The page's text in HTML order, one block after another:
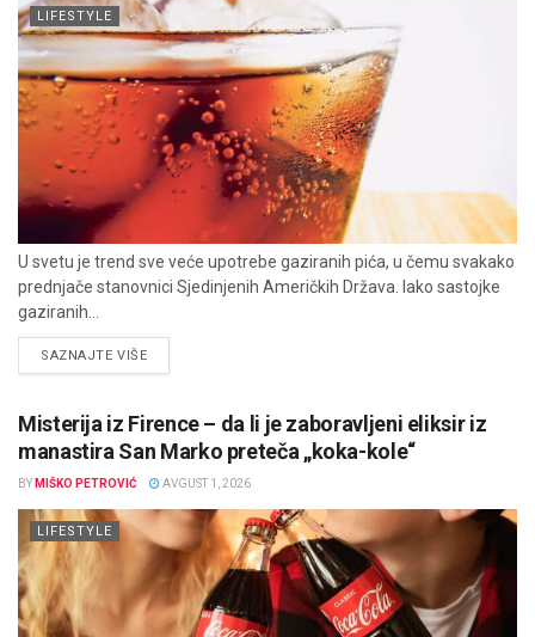
LIFESTYLE
U svetu je trend sve veće upotrebe gaziranih pića, u čemu svakako
prednjače stanovnici Sjedinjenih Američkih Država. Iako sastojke
gaziranih...
SAZNAJTE VIŠEDETAILS
Misterija iz Firence – da li je zaboravljeni eliksir iz
manastira San Marko preteča „koka-kole“
BY MIŠKO PETROVIĆ AVGUST 1, 2026
LIFESTYLE